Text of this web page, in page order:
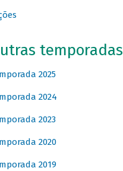
temporadas
2025
2024
2023
2020
2019